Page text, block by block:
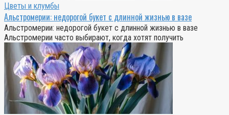
Цветы и клумбы
Альстромерии: недорогой букет с длинной жизнью в вазе
Альстромерии: недорогой букет с длинной жизнью в вазе
Альстромерии часто выбирают, когда хотят получить